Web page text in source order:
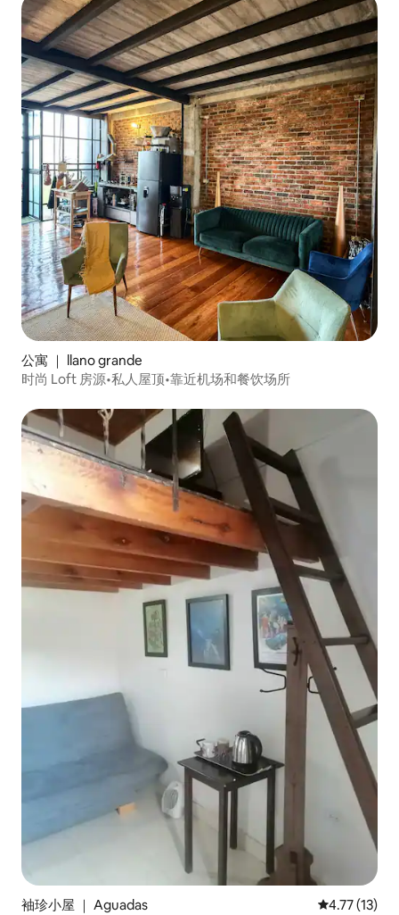
公寓 ｜ llano grande
时尚 Loft 房源•私人屋顶•靠近机场和餐饮场所
袖珍小屋 ｜ Aguadas 平均评分
4.77 (13)